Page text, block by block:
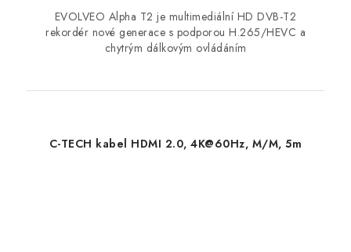
EVOLVEO Alpha T2 je multimediální HD DVB-T2
rekordér nové generace s podporou H.265/HEVC a
chytrým dálkovým ovládáním
C-TECH kabel HDMI 2.0, 4K@60Hz, M/M, 5m